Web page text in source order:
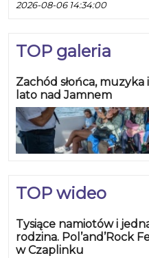
2026-08-06 14:34:00
TOP galeria
Zachód słońca, muzyka
lato nad Jamnem
TOP wideo
Tysiące namiotów i
rodzina. Pol’and’Rock
w Czaplinku